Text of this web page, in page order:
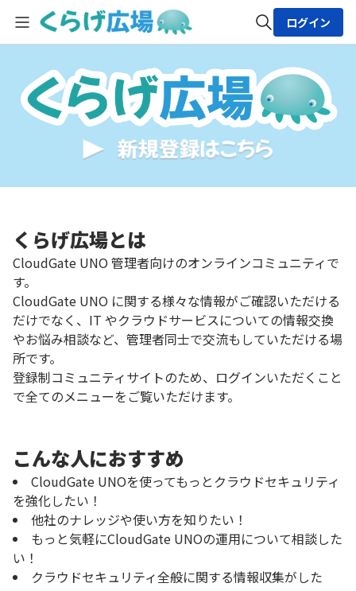
全体検索
検索
ログイン
くらげ広場とは
CloudGate UNO 管理者向けのオンラインコミュニティで
す。
CloudGate UNO に関する様々な情報がご確認いただける
だけでなく、IT やクラウドサービスについての情報交換
やお悩み相談など、管理者同士で交流もしていただける場
所です。
登録制コミュニティサイトのため、ログインいただくこと
で全てのメニューをご覧いただけます。
こんな人におすすめ
CloudGate UNOを使ってもっとクラウドセキュリティ
を強化したい！
他社のナレッジや使い方を知りたい！
もっと気軽にCloudGate UNOの運用について相談した
い！
クラウドセキュリティ全般に関する情報収集がした